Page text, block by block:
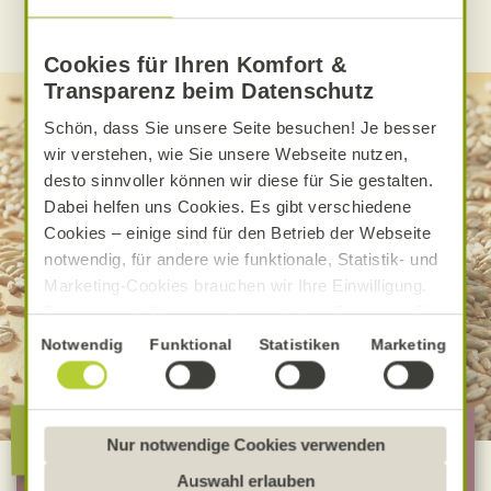
Cookies für Ihren Komfort &
Transparenz beim Datenschutz
Schön, dass Sie unsere Seite besuchen! Je besser
wir verstehen, wie Sie unsere Webseite nutzen,
desto sinnvoller können wir diese für Sie gestalten.
Dabei helfen uns Cookies. Es gibt verschiedene
Cookies – einige sind für den Betrieb der Webseite
notwendig, für andere wie funktionale, Statistik- und
Marketing-Cookies brauchen wir Ihre Einwilligung.
Das optimale Nutzererlebnis erhalten Sie, wenn Sie
„Alle Cookies erlauben“ anklicken. Ihre Einwilligung
umfasst in diesem Fall auch den Einsatz von
Dienstleistern in Drittländern, die kein mit der EU
Sofern personenbezogene Daten dorthin übermittelt
werden, besteht das Risiko, dass diese erfasst und
Einwilligungsauswahl
Notwendig Funktional Statistiken Marketing
Auswahl erlauben
Nur notwendige Cookies verwenden
WEITERE ALNATURA REZEPTE FINDEN
Die besondere Alnatura
Qualität